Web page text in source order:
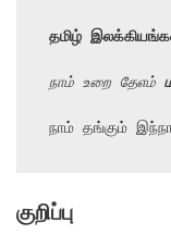
தமிழ்
நாம் உறை தேஎம்
நாம் தங்கும்
குறிப்பு